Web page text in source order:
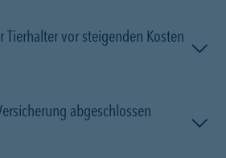
Tierhalter vor steigenden Kosten
abgeschlossen